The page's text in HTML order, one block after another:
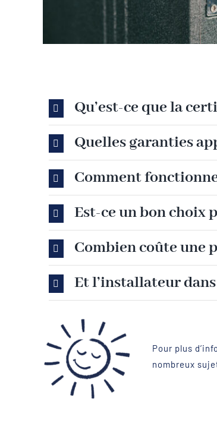
Qu’est-ce que la
Quelles garanties
Comment
Est-ce un bon choix
Combien coûte une
Et l’installateur
Pour plus
nombreux